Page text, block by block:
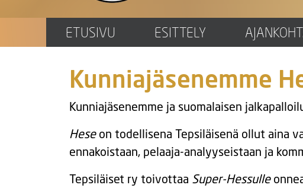
ETUSIVU ESITTELY
Kunniajäsenemme
Kunniajäsenemme ja suomalaisen
Heseon todellisena Tepsiläisenä ollut aina
ennakoistaan, pelaaja-analyyseistaan ja
Tepsiläiset ry toivottaa Super-Hessulle